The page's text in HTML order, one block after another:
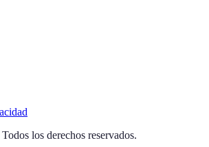
Todos los derechos reservados.